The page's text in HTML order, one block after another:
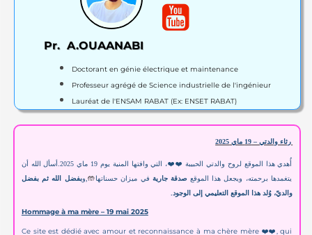

Pr. A.OUAANABI
Doctorant en génie électrique et maintenance
Professeur agrégé de Science industrielle de l'ingénieur
Lauréat de l'ENSAM RABAT (Ex: ENSET RABAT)
رثاء والدتي – 19 ماي 2025
أُهدي هذا الموقع لروح والدتي الحبيبة ❤️❤️، التي وافتها المنية يوم 19 ماي 2025 . أسأل الله أن
يتغمدها برحمته، ويجعل هذا الموقع صدقة جاريةفي ميزان حسناتها🤲 ,وبفضل الله ثم بفضل
والديّ، وُلد هذا الموقع التعليمي إلى الوجود.
Hommage à ma mère – 19 mai 2025
Ce site est dédié avec amour et reconnaissance à ma chère mère ❤️❤️, qui